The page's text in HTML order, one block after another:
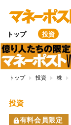
トップ 投資
トップ 投資 株
投資
有料会員限定